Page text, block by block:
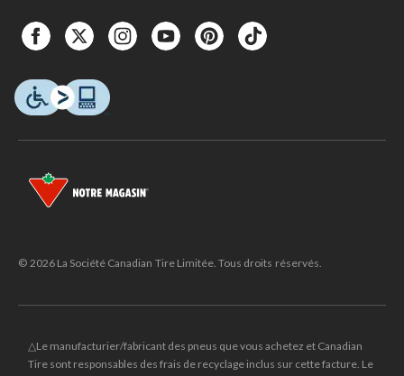
© 2026 La Société Canadian Tire Limitée. Tous droits réservés.
△Le manufacturier/fabricant des pneus que vous achetez et Canadian
Tire sont responsables des frais de recyclage inclus sur cette facture. Le